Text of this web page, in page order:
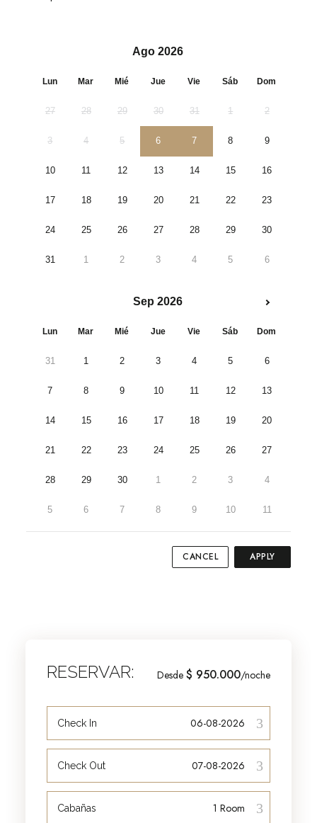
Ago 2026
Lun Mar Mié Jue Vie Sáb Dom
27 28 29 30 31 1 2
3 4 5 6 7 8 9
10 11 12 13 14 15 16
17 18 19 20 21 22 23
24 25 26 27 28 29 30
31 1 2 3 4 5 6
Sep 2026
Lun Mar Mié Jue Vie Sáb Dom
31 1 2 3 4 5 6
7 8 9 10 11 12 13
14 15 16 17 18 19 20
21 22 23 24 25 26 27
28 29 30 1 2 3 4
5 6 7 8 9 10 11
CANCEL APPLY
RESERVAR: Desde$ 950.000/noche
Check In
Check Out
Cabañas